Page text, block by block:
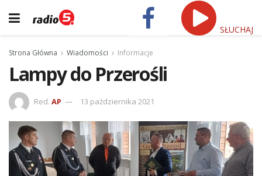
SŁUCHAJ
Strona Główna Wiadomości Informacje
Lampy do Przerośli
Red. AP 13 października 2021